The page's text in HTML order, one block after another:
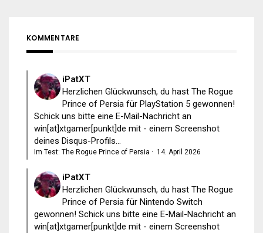
KOMMENTARE
iPatXT
Herzlichen Glückwunsch, du hast The Rogue
Prince of Persia für PlayStation 5 gewonnen!
Schick uns bitte eine E-Mail-Nachricht an
win[at]xtgamer[punkt]de mit - einem Screenshot
deines Disqus-Profils...
Im Test: The Rogue Prince of Persia · 14. April 2026
iPatXT
Herzlichen Glückwunsch, du hast The Rogue
Prince of Persia für Nintendo Switch
gewonnen! Schick uns bitte eine E-Mail-Nachricht an
win[at]xtgamer[punkt]de mit - einem Screenshot